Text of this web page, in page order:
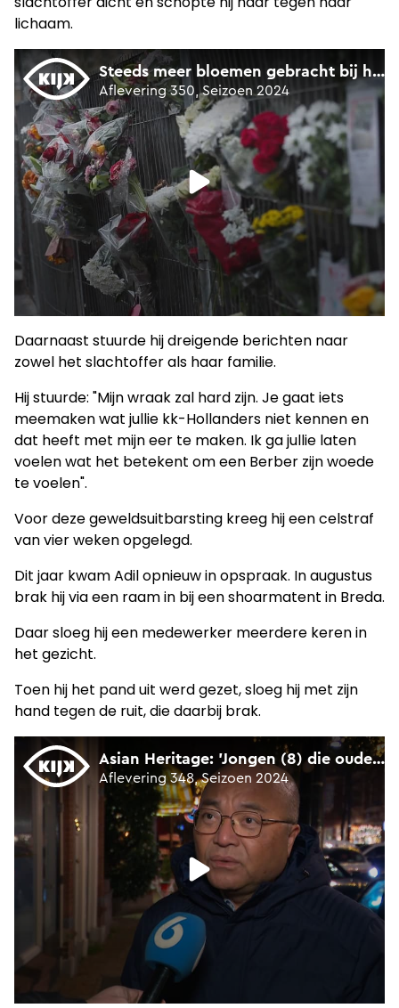
lichaam.
Daarnaast stuurde hij dreigende berichten naar
zowel het slachtoffer als haar familie.
Hij stuurde: "Mijn wraak zal hard zijn. Je gaat iets
meemaken wat jullie kk-Hollanders niet kennen en
dat heeft met mijn eer te maken. Ik ga jullie laten
voelen wat het betekent om een Berber zijn woede
te voelen".
Voor deze geweldsuitbarsting kreeg hij een celstraf
van vier weken opgelegd.
Dit jaar kwam Adil opnieuw in opspraak. In augustus
brak hij via een raam in bij een shoarmatent in Breda.
Daar sloeg hij een medewerker meerdere keren in
het gezicht.
Toen hij het pand uit werd gezet, sloeg hij met zijn
hand tegen de ruit, die daarbij brak.